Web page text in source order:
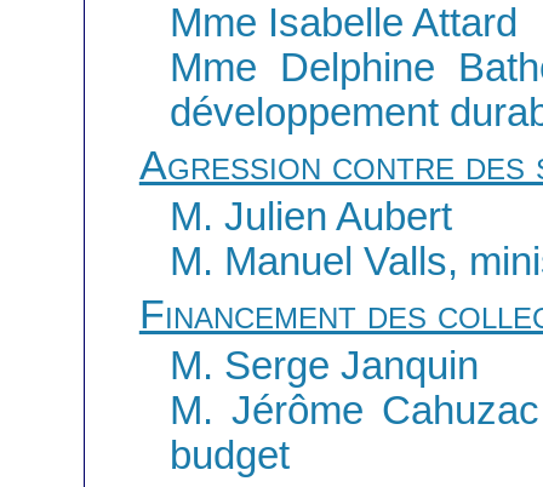
Mme Isabelle Attard
Mme Delphine
développement
Agression contre des
M. Julien Aubert
M. Manuel Valls,
Financement des
M. Serge Janquin
M. Jérôme
budget